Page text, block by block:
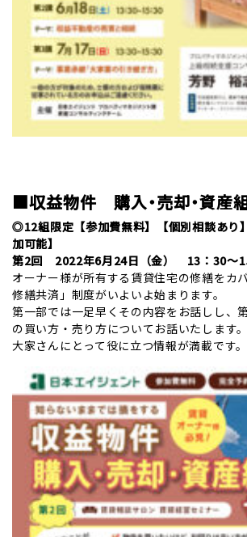
■収益物件 購入・売却・資産
◎12組限定【参加費無料】【個別相談あり
加可能】
第2回 2022年6月24日（金） 13：30～
オーナー様が所有する賃貸住宅の修繕をカ
修繕共済」制度がいよいよ始まります。
第一部では一足早くその内容をお話しし、
の買い方・売り方についてお話いたします。
大家さんにとって役に立つ情報が満載です。